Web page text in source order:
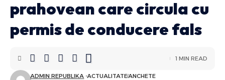
prahovean care circula cu
permis de conducere fals
ADMIN REPUBLIKA ACTUALITATEANCHETE
1 MIN READ